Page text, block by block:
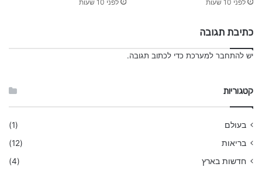
לפני 10 שעות לפני 10 שעות
כתיבת תגובה
יש להתחבר למערכת כדי לכתוב תגובה.
קטגוריות
בעולם
(1)
בריאות
(12)
חדשות בארץ
(4)